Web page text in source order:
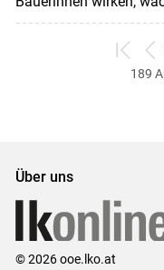
zum
ersten
189
Über uns
© 2026 ooe.lko.at